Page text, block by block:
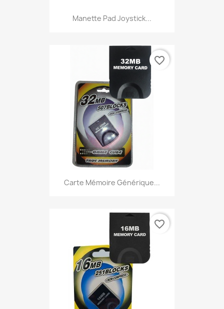
Manette Pad Joystick...
Carte Mémoire Générique...
favorite_border
favorite_border